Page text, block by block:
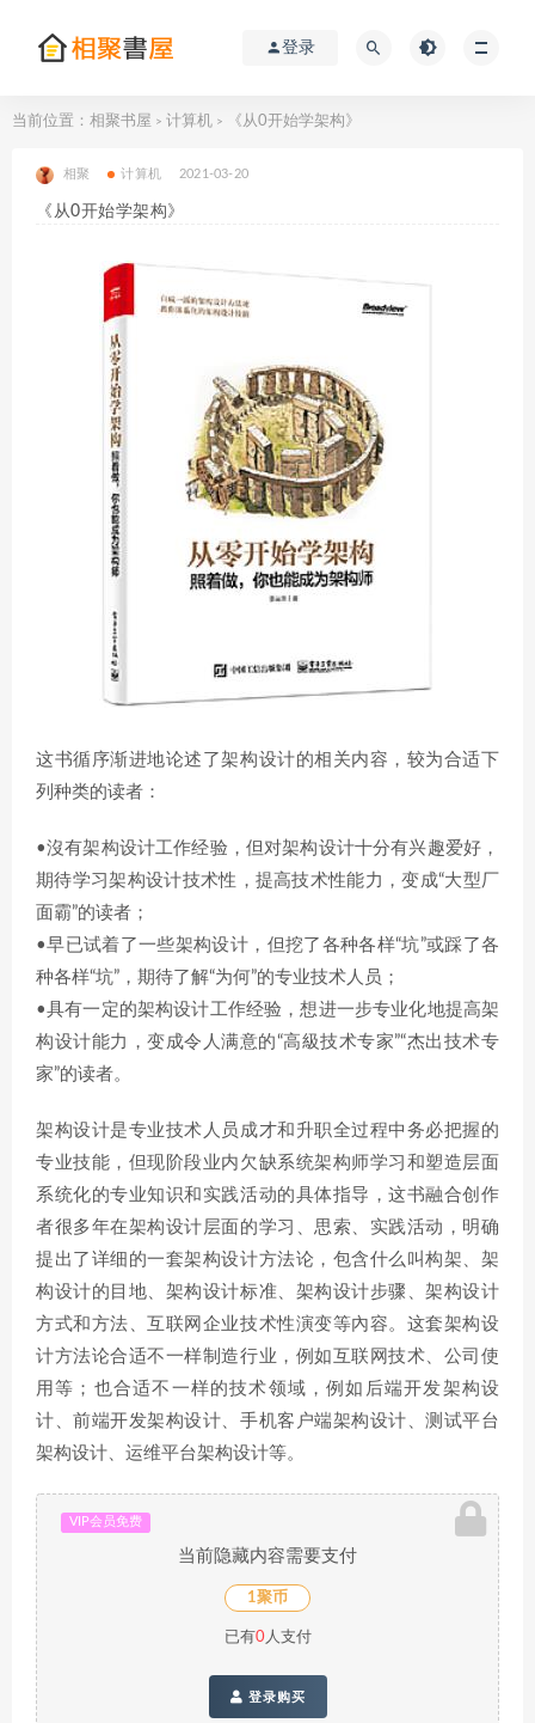
登录
当前位置： 相聚书屋 > 计算机 > 《从0开始学架构》
相聚 计算机 2021-03-20
《从0开始学架构》
这书循序渐进地论述了架构设计的相关内容，较为合适下
列种类的读者：
•沒有架构设计工作经验，但对架构设计十分有兴趣爱好，
期待学习架构设计技术性，提高技术性能力，变成“大型厂
面霸”的读者；
•早已试着了一些架构设计，但挖了各种各样“坑”或踩了各
种各样“坑”，期待了解“为何”的专业技术人员；
•具有一定的架构设计工作经验，想进一步专业化地提高架
构设计能力，变成令人满意的“高級技术专家”“杰出技术专
家”的读者。
架构设计是专业技术人员成才和升职全过程中务必把握的
专业技能，但现阶段业内欠缺系统架构师学习和塑造层面
系统化的专业知识和实践活动的具体指导，这书融合创作
者很多年在架构设计层面的学习、思索、实践活动，明确
提出了详细的一套架构设计方法论，包含什么叫构架、架
构设计的目地、架构设计标准、架构设计步骤、架构设计
方式和方法、互联网企业技术性演变等內容。这套架构设
计方法论合适不一样制造行业，例如互联网技术、公司使
用等；也合适不一样的技术领域，例如后端开发架构设
计、前端开发架构设计、手机客户端架构设计、测试平台
架构设计、运维平台架构设计等。
VIP会员免费
当前隐藏内容需要支付
1聚币
已有0人支付
登录购买